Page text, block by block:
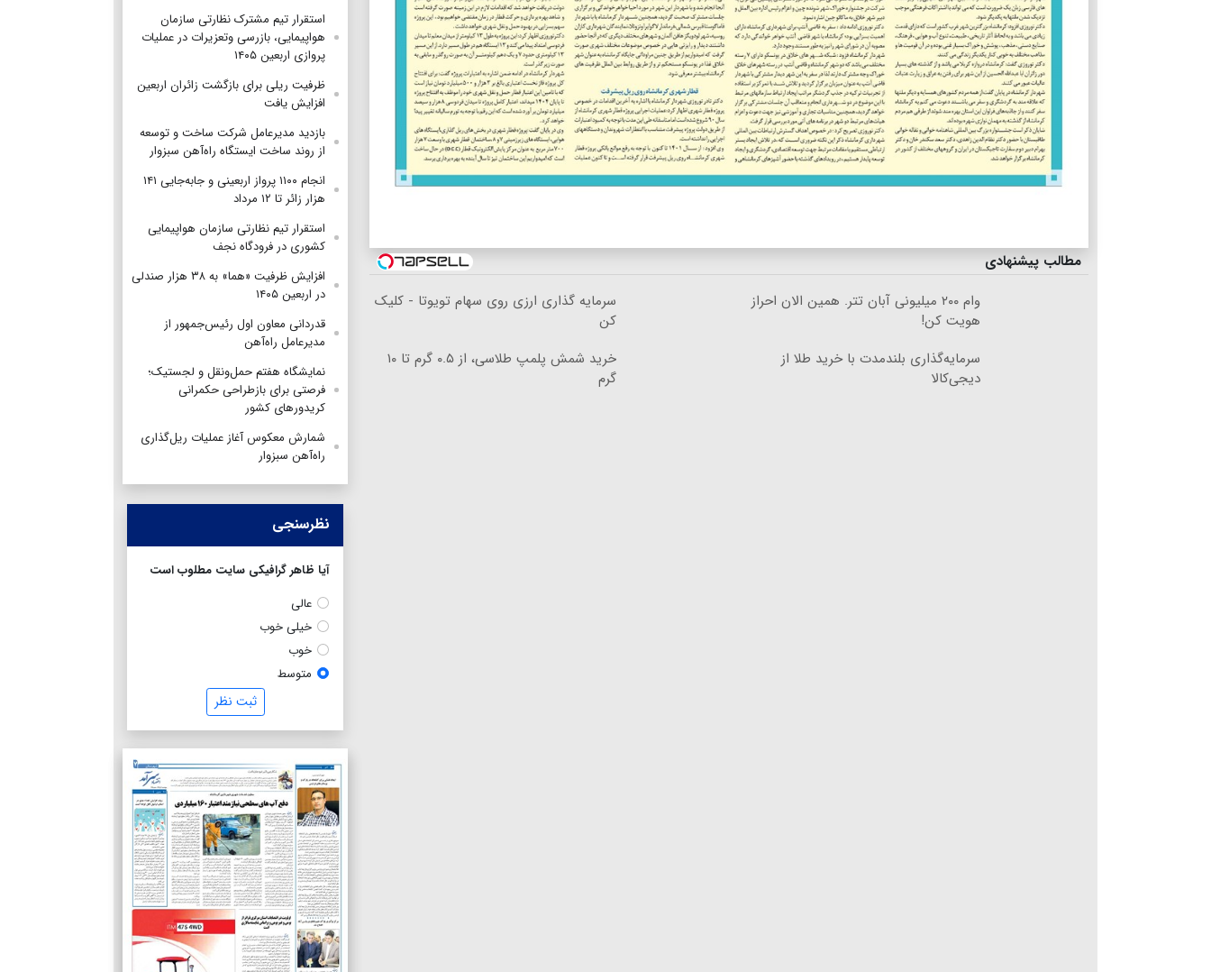
مطالب پیشنهادی
وام ۲۰۰ میلیونی آبان تتر. همین الان احراز
هویت کن!
سرمایه گذاری ارزی روی سهام تویوتا - کلیک
کن
سرمایه‌گذاری بلندمدت با خرید طلا از
دیجی‌کالا
خرید شمش پلمپ طلاسی، از ۰.۵ گرم تا ۱۰
گرم
استقرار تیم مشترک نظارتی سازمان
هواپیمایی، بازرسی وتعزیرات در عملیات
پروازی اربعین ۱۴۰۵
ظرفیت ریلی برای بازگشت زائران اربعین
افزایش یافت
بازدید مدیرعامل شرکت ساخت و توسعه
از روند ساخت ایستگاه راه‌آهن سبزوار
انجام ۱۱۰۰ پرواز اربعینی و جابه‌جایی ۱۴۱
هزار زائر تا ۱۲ مرداد
استقرار تیم‌ نظارتی سازمان هواپیمایی
کشوری در فرودگاه نجف
افزایش ظرفیت «هما» به ۳۸ هزار صندلی
در اربعین ۱۴۰۵
قدردانی معاون اول رئیس‌جمهور از
مدیرعامل راه‌آهن
نمایشگاه هفتم حمل‌ونقل و لجستیک؛
فرصتی برای بازطراحی حکمرانی
کریدورهای کشور
شمارش معکوس آغاز عملیات ریل‌گذاری
راه‌آهن سبزوار
نظرسنجی
آیا ظاهر گرافیکی سایت مطلوب است
عالی
خیلی خوب
خوب
متوسط
ثبت نظر